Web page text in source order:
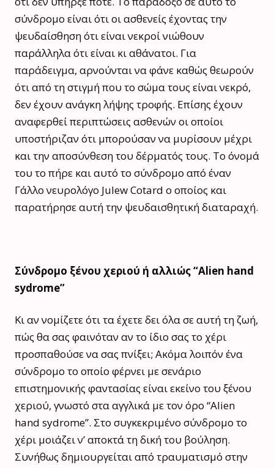
σύνδρομο είναι ότι οι ασθενείς έχοντας την
ψευδαίσθηση ότι είναι νεκροί νιώθουν
παράλληλα ότι είναι κι αθάνατοι. Για
παράδειγμα, αρνούνται να φάνε καθώς θεωρούν
ότι από τη στιγμή που το σώμα τους είναι νεκρό,
δεν έχουν ανάγκη λήψης τροφής. Επίσης έχουν
αναφερθεί περιπτώσεις ασθενών οι οποίοι
υποστήριζαν ότι μπορούσαν να μυρίσουν μέχρι
και την αποσύνθεση του δέρματός τους. Το όνομά
του το πήρε και αυτό το σύνδρομο από έναν
Γάλλο νευρολόγο Julew Cotard ο οποίος και
παρατήρησε αυτή την ψευδαισθητική διαταραχή.
Σύνδρομο ξένου χεριού ή αλλιώς “Alien hand
sydrome”
Κι αν νομίζετε ότι τα έχετε δει όλα σε αυτή τη ζωή,
πώς θα σας φαινόταν αν το ίδιο σας το χέρι
προσπαθούσε να σας πνίξει; Ακόμα λοιπόν ένα
σύνδρομο το οποίο φέρνει με σενάριο
επιστημονικής φαντασίας είναι εκείνο του ξένου
χεριού, γνωστό στα αγγλικά με τον όρο “Alien
hand sydrome”. Στο συγκεκριμένο σύνδρομο το
χέρι μοιάζει ν’ αποκτά τη δική του βούληση.
Συνήθως δημιουργείται από τραυματισμό στην